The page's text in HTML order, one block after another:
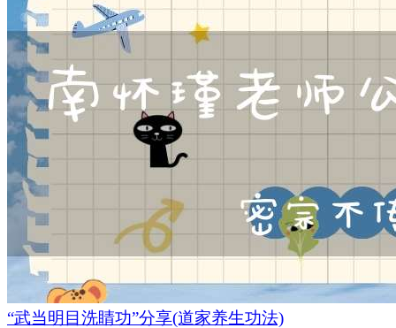
“武当明目洗睛功”分享(道家养生功法)